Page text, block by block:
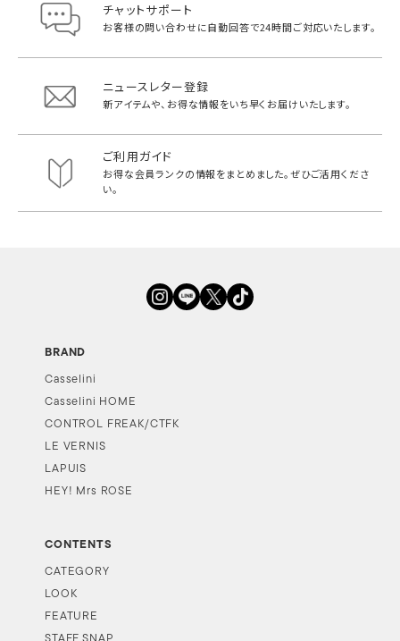
チャットサポート
お客様の問い合わせに自動回答で24時間ご対応いたします。
ニュースレター登録
新アイテムや、お得な情報をいち早く お届けいたします。
ご利用ガイド
お得な会員ランクの情報をまとめました。ぜひご活用くださ
い。
BRAND
Casselini
Casselini HOME
CONTROL FREAK/CTFK
LE VERNIS
LAPUIS
HEY! Mrs ROSE
CONTENTS
CATEGORY
LOOK
FEATURE